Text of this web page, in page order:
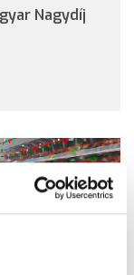
Nagydíj